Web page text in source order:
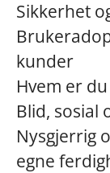
Sikkerhet
kunder
Hvem er
Blid, sosial
Nysgjerrig
egne